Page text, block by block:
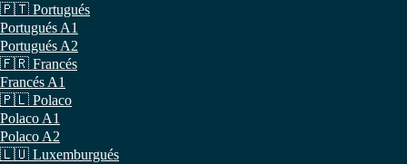
🇵🇹 Portugués
Portugués A1
Portugués A2
🇫🇷 Francés
Francés A1
🇵🇱 Polaco
Polaco A1
Polaco A2
🇱🇺 Luxemburgués